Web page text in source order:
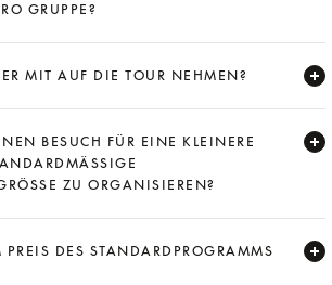
GRUPPE?
MIT AUF DIE TOUR NEHMEN?
BESUCH FÜR EINE KLEINERE
M
ZU ORGANISIEREN?
DES STANDARDPROGRAMMS